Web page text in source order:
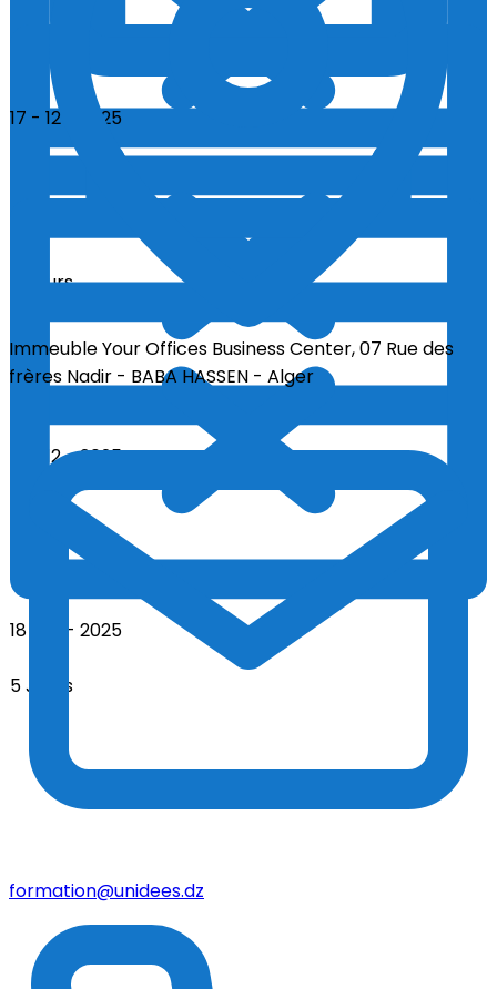
5 Jours
18 - 12 - 2025
17 - 12 - 2025
18 - 12 - 2025
5 Jours
Immeuble Your Offices Business Center, 07 Rue des
frères Nadir - BABA HASSEN - Alger
formation@unidees.dz